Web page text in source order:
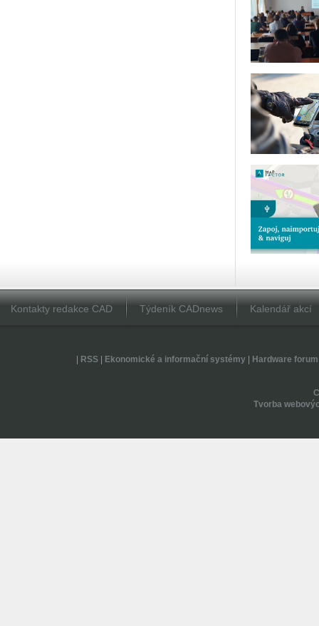
Kontakty redakce CAD Týdeník CADnews Kalendář akcí
RSS| Ekonomické a informační systémy| Hardware forum
Tvorba